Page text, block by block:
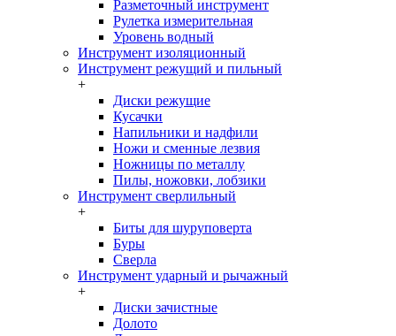
Разметочный инструмент
Рулетка измерительная
Уровень водный
Инструмент изоляционный
Инструмент режущий и пильный
+
Диски режущие
Кусачки
Напильники и надфили
Ножи и сменные лезвия
Ножницы по металлу
Пилы, ножовки, лобзики
Инструмент сверлильный
+
Биты для шуруповерта
Буры
Сверла
Инструмент ударный и рычажный
+
Диски зачистные
Долото